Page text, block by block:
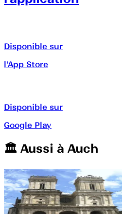
Disponible sur
l'App Store
Disponible sur
Google Play
🏛️️ Aussi à Auch